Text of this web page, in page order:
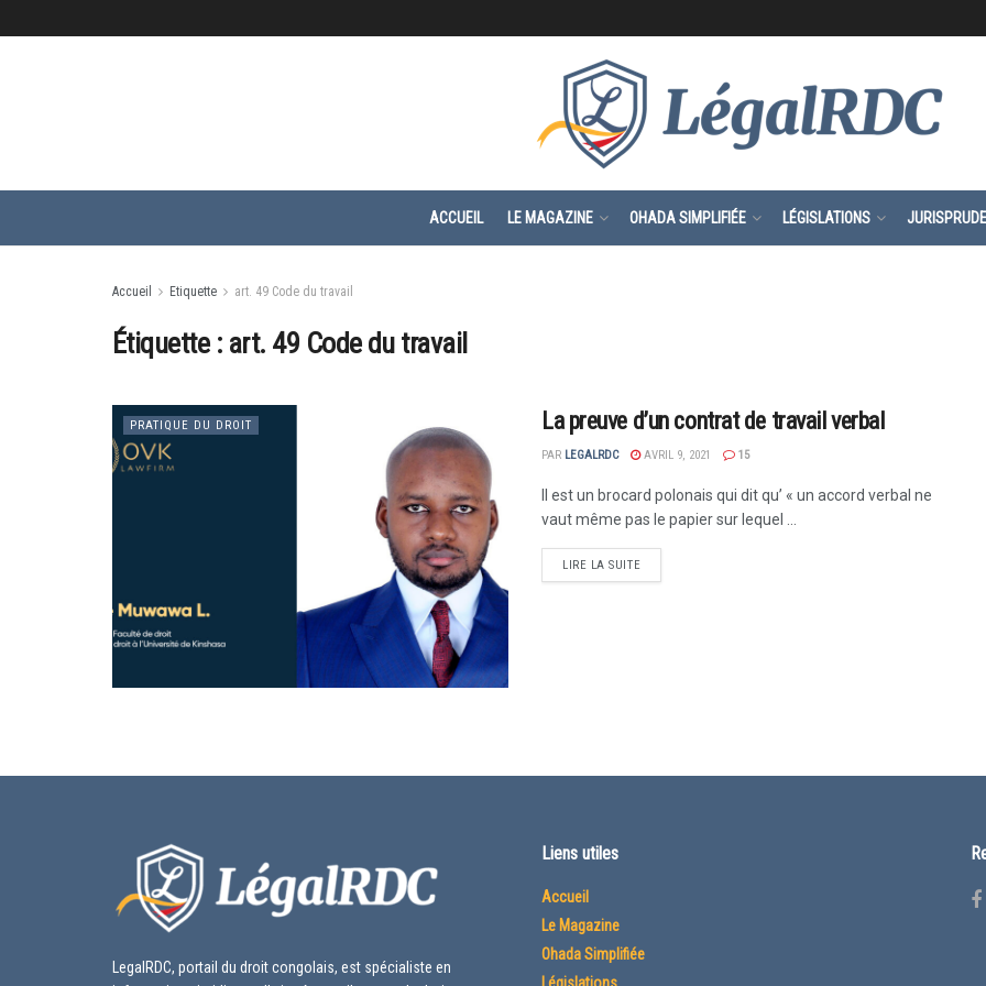
ACCUEIL LE MAGAZINE OHADA SIMPLIFIÉE LÉGISLATIONS
Accueil Etiquette art. 49 Code du travail
Étiquette : art. 49 Code du travail
PRATIQUE DU DROIT La preuve d’un contrat de travail verbal
PAR LEGALRDC AVRIL 9, 2021 15
Il est un brocard polonais qui dit qu’ « un accord verbal ne
vaut même pas le papier sur lequel ...
LIRE LA SUITE
LegalRDC, portail du droit congolais, est spécialiste en
Liens utiles
Accueil
Le Magazine
Ohada Simplifiée